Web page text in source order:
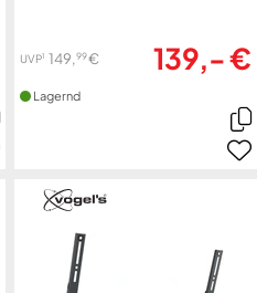
UVP1 149,99€ 139,- €
Lagernd